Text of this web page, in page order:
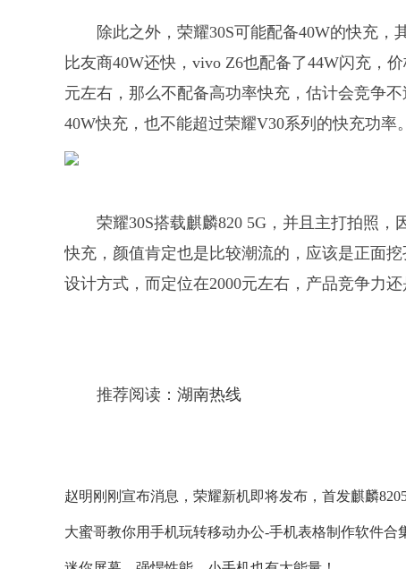
除此之外，荣耀30S可能配备40W的快充，
比友商40W还快，vivo Z6也配备了44W闪充，
元左右，那么不配备高功率快充，估计会竞争
40W快充，也不能超过荣耀V30系列的快充功率。
荣耀30S搭载麒麟820 5G，并且主打拍照，
快充，颜值肯定也是比较潮流的，应该是正面
设计方式，而定位在2000元左右，产品竞争力
推荐阅读： 湖南热线
赵明刚刚宣布消息，荣耀新机即将发布，首发麒麟
大蜜哥教你用手机玩转移动办公-手机表格制作软件合